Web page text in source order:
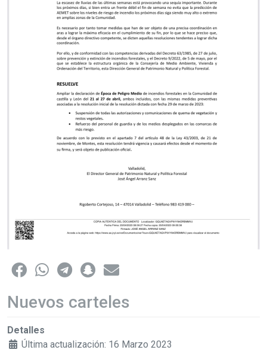
Nuevos carteles
Detalles
Última actualización: 16 Marzo 2023